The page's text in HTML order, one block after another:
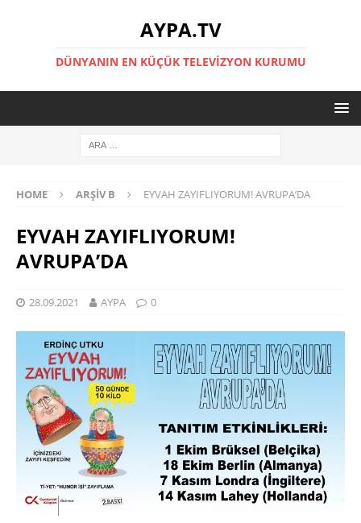
AYPA.TV
DÜNYANIN EN KÜÇÜK TELEVIZYON KURUMU
HOME ARŞIV B EYVAH ZAYIFLIYORUM! AVRUPA’DA
EYVAH ZAYIFLIYORUM!
AVRUPA’DA
28.09.2021 AYPA 0